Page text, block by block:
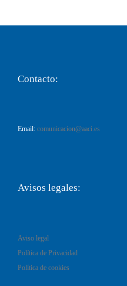
Contacto:
Email: comunicacion@aaci.es
Avisos legales:
Aviso legal
Política de Privacidad
Política de cookies